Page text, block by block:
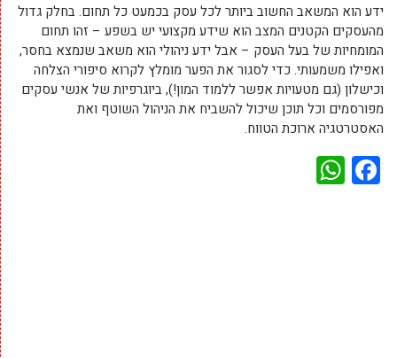
ידע הוא המשאב החשוב ביותר לכל עסק בכמעט כל תחום. בחלק גדול
מהעסקים הקטנים המצב הוא שידע מקצועי יש בשפע – זהו תחום
המומחיות של בעל העסק – אבל ידע ניהולי הוא משאב שנמצא בחסר,
ואפילו משמעותי. כדי לסגור את הפער מומלץ לקרוא סיפורי הצלחה
וכישלון (גם מטעויות אפשר ללמוד המון!), ביוגרפיות של אנשי עסקים
מפורסמים וכל תוכן שיכול להשביח את הניהול השוטף ואת
האסטרטגיה ארוכת הטווח.
Facebook